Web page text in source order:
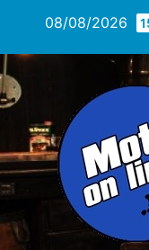
contenido
08/08/2026